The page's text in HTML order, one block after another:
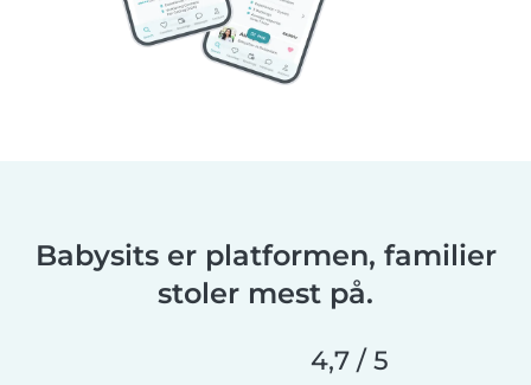
Babysits er platformen, familier
stoler mest på.
4,7 / 5